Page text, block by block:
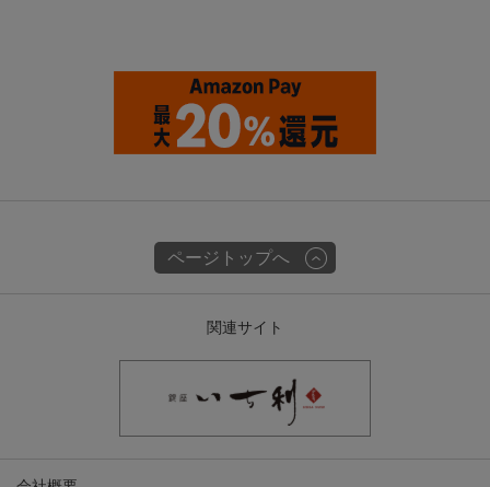
ページトップへ
関連サイト